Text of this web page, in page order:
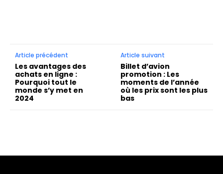
Article précédent
Les avantages des
achats en ligne :
Pourquoi tout le
monde s’y met en
2024
Article suivant
Billet d’avion
promotion : Les
moments de l’année
où les prix sont les plus
bas